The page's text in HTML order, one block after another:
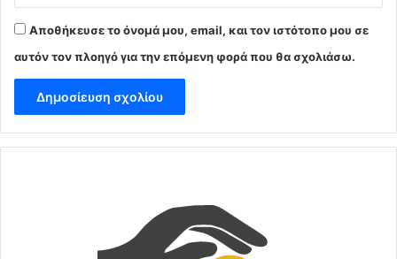
Αποθήκευσε το όνομά μου, email, και τον ιστότοπο μου σε
αυτόν τον πλοηγό για την επόμενη φορά που θα σχολιάσω.